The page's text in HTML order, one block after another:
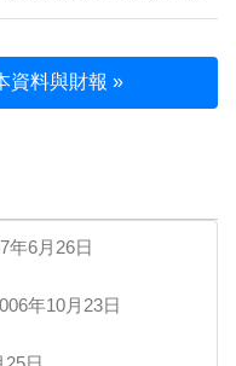
資料與財報 »
年6月26日
年10月23日